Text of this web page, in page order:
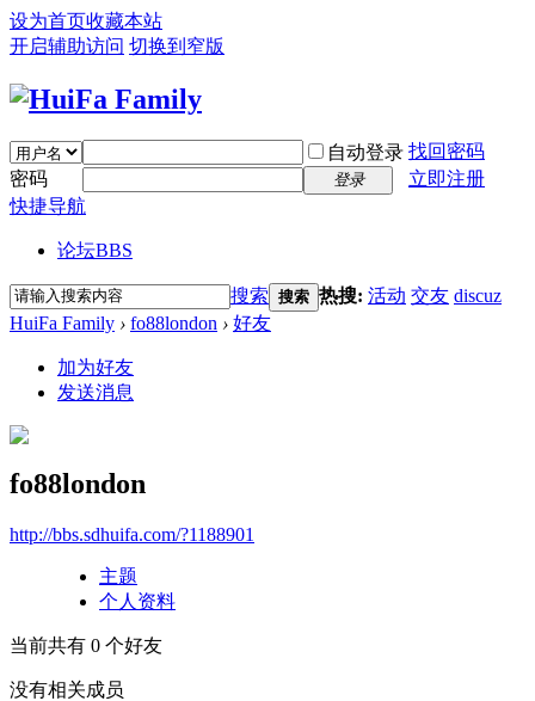
设为首页收藏本站
开启辅助访问 切换到窄版
自动登录 找回密码
密码
登录
立即注册
快捷导航
论坛BBS
搜索 搜索 热搜: 活动 交友 discuz
HuiFa Family › fo88london › 好友
加为好友
发送消息
fo88london
http://bbs.sdhuifa.com/?1188901
主题
个人资料
当前共有 0 个好友
没有相关成员